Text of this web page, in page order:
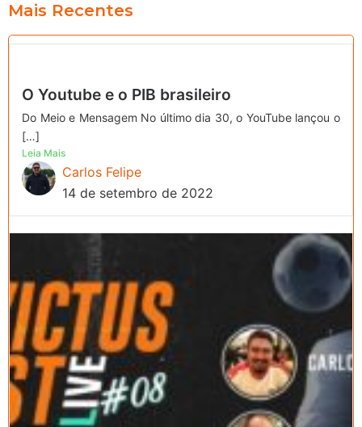
Mais Recentes
O Youtube e o PIB brasileiro
Do Meio e Mensagem No último dia 30, o YouTube lançou o
[…]
Leia Mais
Carlos Felipe
14 de setembro de 2022